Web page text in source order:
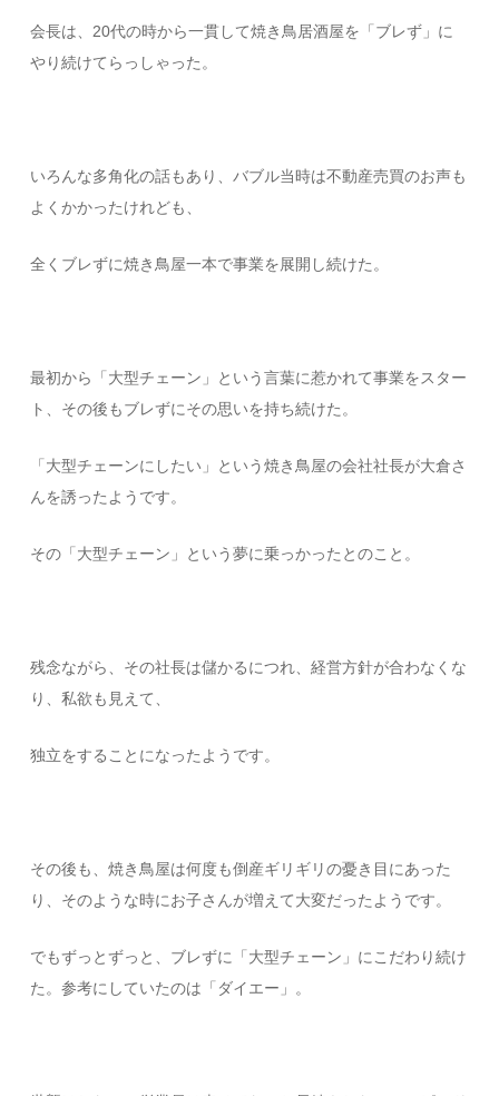
会長は、20代の時から一貫して焼き鳥居酒屋を「ブレず」に
やり続けてらっしゃった。
いろんな多角化の話もあり、バブル当時は不動産売買のお声も
よくかかったけれども、
全くブレずに焼き鳥屋一本で事業を展開し続けた。
最初から「大型チェーン」という言葉に惹かれて事業をスター
ト、その後もブレずにその思いを持ち続けた。
「大型チェーンにしたい」という焼き鳥屋の会社社長が大倉さ
んを誘ったようです。
その「大型チェーン」という夢に乗っかったとのこと。
残念ながら、その社長は儲かるにつれ、経営方針が合わなくな
り、私欲も見えて、
独立をすることになったようです。
その後も、焼き鳥屋は何度も倒産ギリギリの憂き目にあった
り、そのような時にお子さんが増えて大変だったようです。
でもずっとずっと、ブレずに「大型チェーン」にこだわり続け
た。参考にしていたのは「ダイエー」。